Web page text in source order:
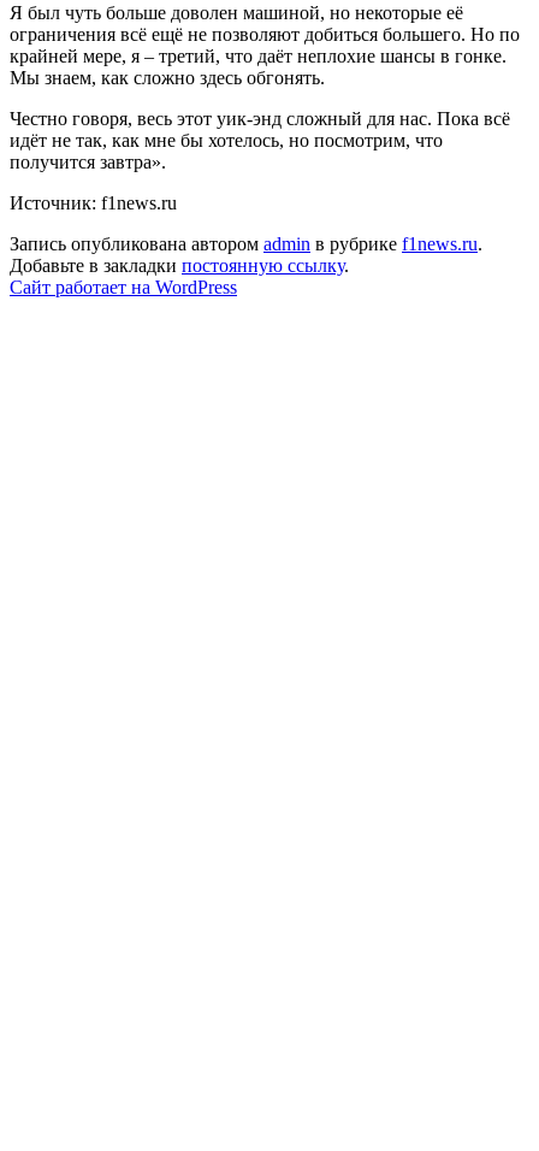
Я был чуть больше доволен машиной, но некоторые её
ограничения всё ещё не позволяют добиться большего. Но по
крайней мере, я – третий, что даёт неплохие шансы в гонке.
Мы знаем, как сложно здесь обгонять.
Честно говоря, весь этот уик-энд сложный для нас. Пока всё
идёт не так, как мне бы хотелось, но посмотрим, что
получится завтра».
Источник: f1news.ru
Запись опубликована автором admin в рубрике f1news.ru.
Добавьте в закладки постоянную ссылку.
Сайт работает на WordPress